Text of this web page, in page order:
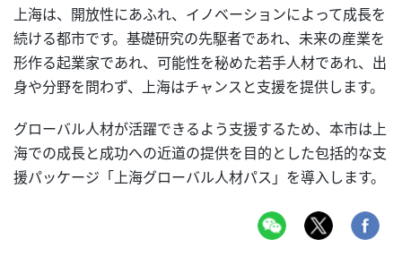
上海は、開放性にあふれ、イノベーションによって成長を
続ける都市です。基礎研究の先駆者であれ、未来の産業を
形作る起業家であれ、可能性を秘めた若手人材であれ、出
身や分野を問わず、上海はチャンスと支援を提供します。
グローバル人材が活躍できるよう支援するため、本市は上
海での成長と成功への近道の提供を目的とした包括的な支
援パッケージ「上海グローバル人材パス」を導入します。